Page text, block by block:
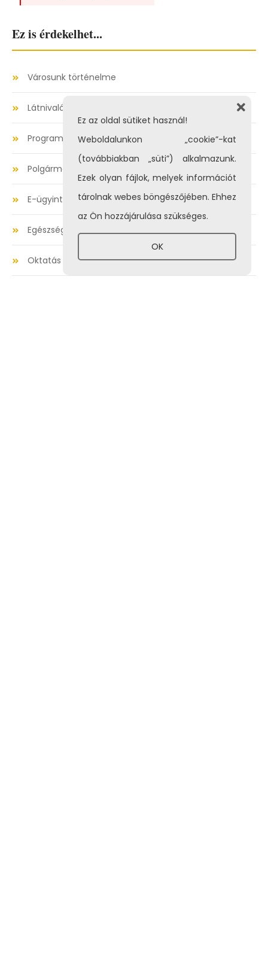
Ez is érdekelhet...
Városunk történelme
Látnivalók
Programok
Polgármesteri hivatal
E-ügyintézés
Egészségügy
Oktatás
Ez az oldal sütiket használ!
Weboldalunkon „cookie”-kat
(továbbiakban „süti”) alkalmazunk.
Ezek olyan fájlok, melyek információt
tárolnak webes böngészőjében. Ehhez
az Ön hozzájárulása szükséges.
OK